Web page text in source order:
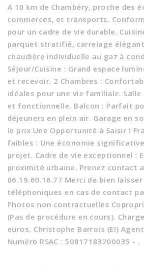
A 10 km de Chambéry, proche des
commerces, et transports.
pour un cadre de vie durable.
parquet stratifié, carrelage
chaudière individuelle au gaz à
Séjour/Cuisine : Grand espace
et recevoir. 2 Chambres :
idéales pour une vie familiale. Salle
et fonctionnelle. Balcon : Parfait
déjeuners en plein air. Garage en
le prix Une Opportunité à Saisir !
faibles : Une économie
projet. Cadre de vie exceptionnel :
proximité urbaine. Prenez contact
06.19.60.16.77 Merci de bien
téléphoniques en cas de contact
Photos non contractuelles
(Pas de procédure en cours).
euros. Christophe Barrois (EI)
Numéro RSAC : 50817183200035 - .